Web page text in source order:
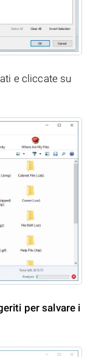
e cliccate su
per salvare i